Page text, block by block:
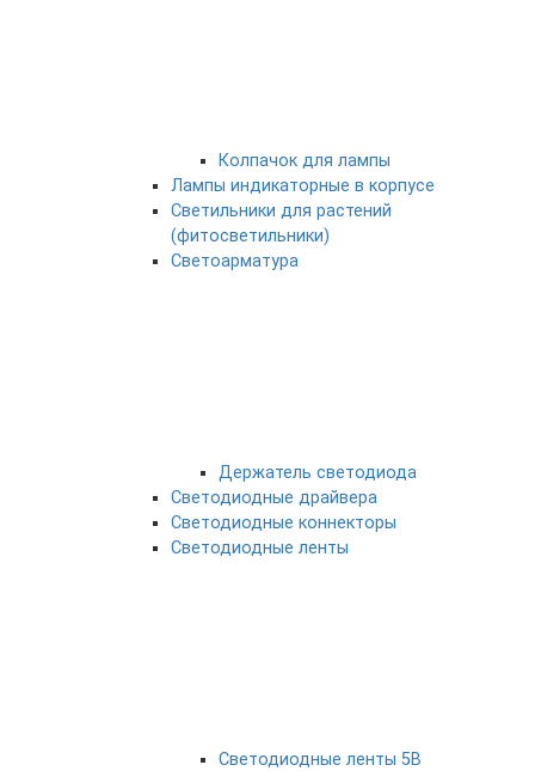
Колпачок для лампы
Лампы индикаторные в корпусе
Светильники для растений
(фитосветильники)
Светоарматура
Держатель светодиода
Светодиодные драйвера
Светодиодные коннекторы
Светодиодные ленты
Светодиодные ленты 5В